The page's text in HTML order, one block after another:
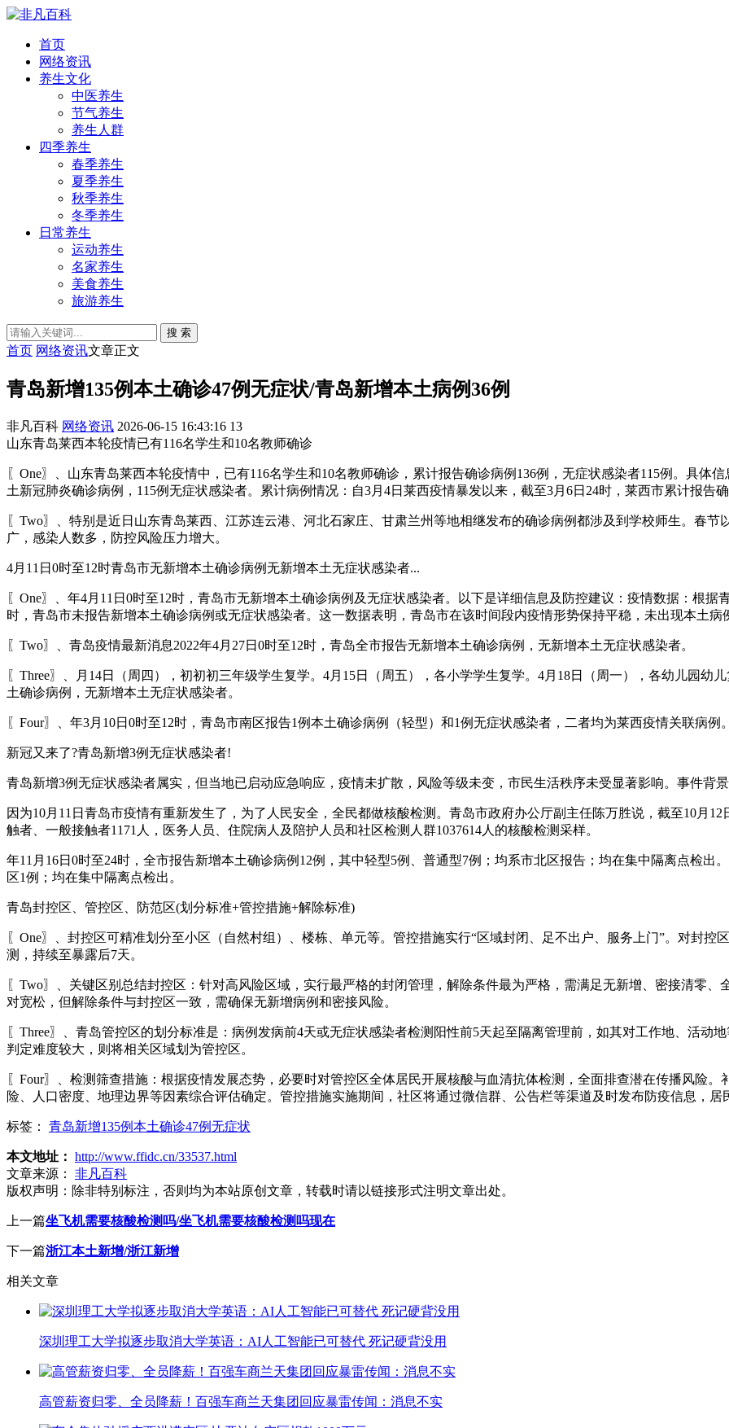
首页
网络资讯
养生文化
中医养生
节气养生
养生人群
四季养生
春季养生
夏季养生
秋季养生
冬季养生
日常养生
运动养生
名家养生
美食养生
旅游养生
搜 索
首页 网络资讯文章正文
青岛新增135例本土确诊47例无症状/青岛新增本土病例36例
非凡百科 网络资讯 2026-06-15 16:43:16 13
山东青岛莱西本轮疫情已有116名学生和10名教师确诊
〖One〗、山东青岛莱西本轮疫情中，已有116名学生和10名教师确诊，累计报告确诊病例136例，无症状感染者115例。具体
土新冠肺炎确诊病例，115例无症状感染者。累计病例情况：自3月4日莱西疫情暴发以来，截至3月6日24时，莱西市累计报告
〖Two〗、特别是近日山东青岛莱西、江苏连云港、河北石家庄、甘肃兰州等地相继发布的确诊病例都涉及到学校师生。春
广，感染人数多，防控风险压力增大。
4月11日0时至12时青岛市无新增本土确诊病例无新增本土无症状感染者...
〖One〗、年4月11日0时至12时，青岛市无新增本土确诊病例及无症状感染者。以下是详细信息及防控建议：疫情数据：根据
时，青岛市未报告新增本土确诊病例或无症状感染者。这一数据表明，青岛市在该时间段内疫情形势保持平稳，未出现本土病
〖Two〗、青岛疫情最新消息2022年4月27日0时至12时，青岛全市报告无新增本土确诊病例，无新增本土无症状感染者。
〖Three〗、月14日（周四），初初初三年级学生复学。4月15日（周五），各小学学生复学。4月18日（周一），各幼儿园幼
土确诊病例，无新增本土无症状感染者。
〖Four〗、年3月10日0时至12时，青岛市南区报告1例本土确诊病例（轻型）和1例无症状感染者，二者均为莱西疫情关联病例。
新冠又来了?青岛新增3例无症状感染者!
青岛新增3例无症状感染者属实，但当地已启动应急响应，疫情未扩散，风险等级未变，市民生活秩序未受显著影响。事件背
因为10月11日青岛市疫情有重新发生了，为了人民安全，全民都做核酸检测。青岛市政府办公厅副主任陈万胜说，截至10月
触者、一般接触者1171人，医务人员、住院病人及陪护人员和社区检测人群1037614人的核酸检测采样。
年11月16日0时至24时，全市报告新增本土确诊病例12例，其中轻型5例、普通型7例；均系市北区报告；均在集中隔离点检出
区1例；均在集中隔离点检出。
青岛封控区、管控区、防范区(划分标准+管控措施+解除标准)
〖One〗、封控区可精准划分至小区（自然村组）、楼栋、单元等。管控措施实行“区域封闭、足不出户、服务上门”。对封控
测，持续至暴露后7天。
〖Two〗、关键区别总结封控区：针对高风险区域，实行最严格的封闭管理，解除条件最为严格，需满足无新增、密接清零
对宽松，但解除条件与封控区一致，需确保无新增病例和密接风险。
〖Three〗、青岛管控区的划分标准是：病例发病前4天或无症状感染者检测阳性前5天起至隔离管理前，如其对工作地、活动
判定难度较大，则将相关区域划为管控区。
〖Four〗、检测筛查措施：根据疫情发展态势，必要时对管控区全体居民开展核酸与血清抗体检测，全面排查潜在传播风险
险、人口密度、地理边界等因素综合评估确定。管控措施实施期间，社区将通过微信群、公告栏等渠道及时发布防疫信息，居
标签： 青岛新增135例本土确诊47例无症状
本文地址： http://www.ffidc.cn/33537.html
文章来源：
非凡百科
版权声明： 除非特别标注，否则均为本站原创文章，转载时请以链接形式注明文章出处。
上一篇坐飞机需要核酸检测吗/坐飞机需要核酸检测吗现在
下一篇浙江本土新增/浙江新增
相关文章
深圳理工大学拟逐步取消大学英语：AI人工智能已可替代 死记硬背没用
高管薪资归零、全员降薪！百强车商兰天集团回应暴雷传闻：消息不实